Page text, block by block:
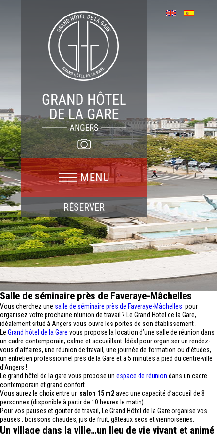
RÉSERVER
Salle de séminaire près de Faveraye-Mâchelles
Vous cherchez une salle de séminaire près de Faveraye-Mâchelles pour
organisez votre prochaine réunion de travail ? Le Grand Hotel de la Gare,
idéalement situé à Angers vous ouvre les portes de son établissement .
Le Grand hôtel de la Gare vous propose la location d’une salle de réunion dans
un cadre contemporain, calme et accueillant. Idéal pour organiser un rendez-
vous d’affaires, une réunion de travail, une journée de formation ou d’études,
un entretien professionnel près de la Gare et à 5 minutes à pied du centre-ville
d'Angers !
Le grand hôtel de la gare vous propose un espace de réunion dans un cadre
contemporain et grand confort.
Vous aurez le choix entre un salon 15 m2avec une capacité d’accueil de 8
personnes (disponible à partir de 10 heures le matin).
Pour vos pauses et gouter de travail, Le Grand Hôtel de la Gare organise vos
pauses : boissons chaudes, jus de fruit, gâteaux secs et viennoiseries.
Un village dans la ville…un lieu de vie vivant et animé